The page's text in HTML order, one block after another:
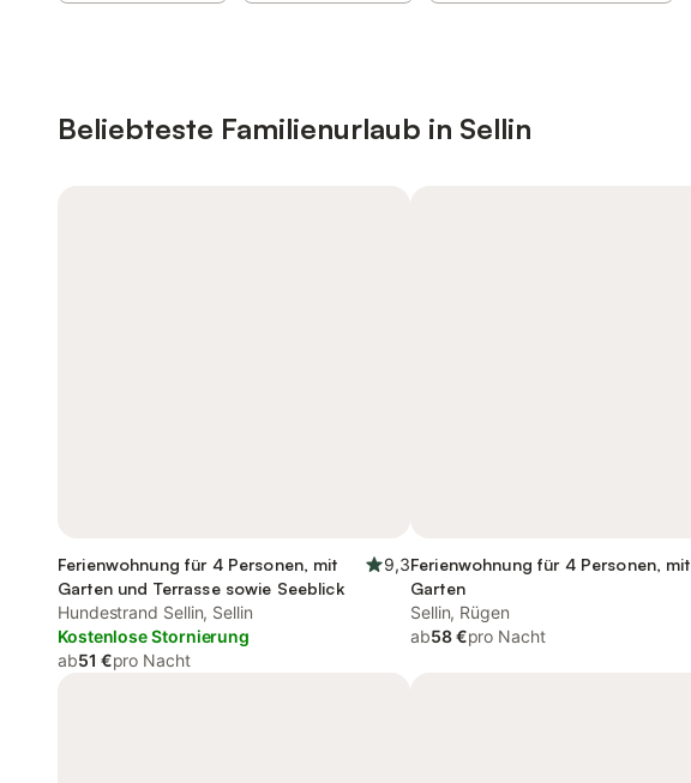
Beliebteste Familienurlaub in Sellin
Ferienwohnung für 4 Personen, mit
Garten und Terrasse sowie Seeblick
9,3
Hundestrand Sellin, Sellin
Kostenlose Stornierung
ab51 €pro Nacht
Ferienwohnung für 4 Personen, mit
Garten
Sellin, Rügen
ab58 €pro Nacht